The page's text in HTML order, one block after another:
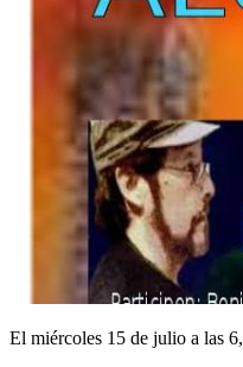
El miércoles 15 de julio a las 6,